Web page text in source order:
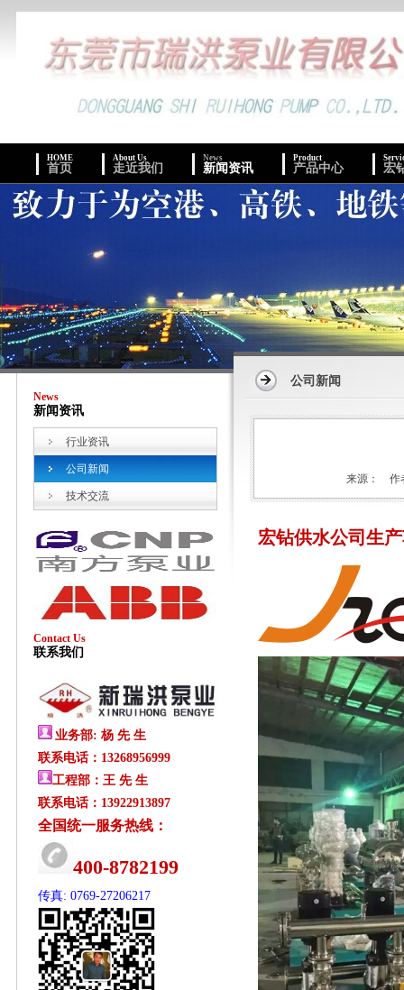
HOME
首页
About Us
走近我们
News
新闻资讯
Product
产品中心 宏
News
新闻资讯
行业资讯
公司新闻
技术交流
Contact Us
联系我们
业务部: 杨 先 生
联系电话：13268956999
工程部：王 先 生
联系电话：13922913897
全国统一服务热线：
400-8782199
传真: 0769-27206217
公司新闻
来源： 作
宏钻供水公司生